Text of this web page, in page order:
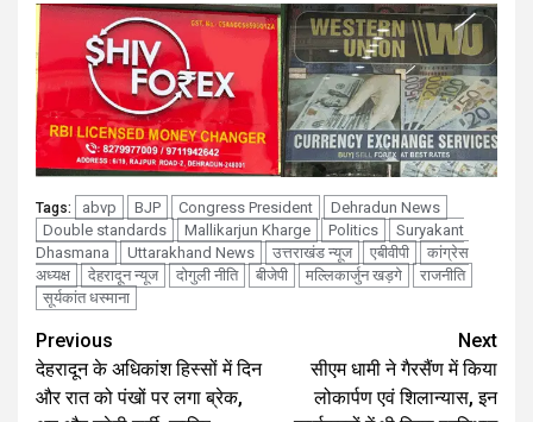
Tags: abvp BJP Congress President
Dehradun News
Double standards
Mallikarjun Kharge Politics
Suryakant
Dhasmana
Uttarakhand News उत्तराखंड न्यूज एबीवीपी
कांग्रेस
अध्यक्ष
देहरादून न्यूज दोगुली नीति बीजेपी मल्लिकार्जुन खड़गे
राजनीति
सूर्यकांत धस्माना
Continue
Reading
Previous
देहरादून के अधिकांश हिस्सों में दिन
और रात को पंखों पर लगा ब्रेक,
Next
सीएम धामी ने गैरसैंण में किया
लोकार्पण एवं शिलान्यास, इन